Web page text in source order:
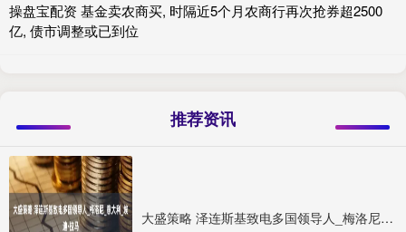
操盘宝配资 基金卖农商买, 时隔近5个月农商行再次抢券超2500
亿, 债市调整或已到位
推荐资讯
大盛策略 泽连斯基致电多国领导人_梅洛尼_意大利_埃迪·拉马